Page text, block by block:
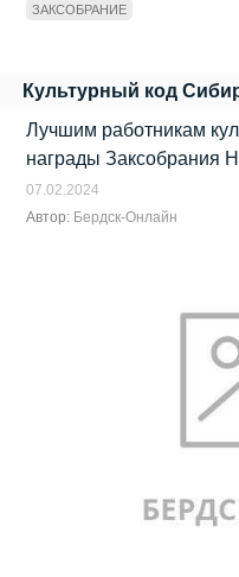
ЗАКСОБРАНИЕ
Культурный код
Лучшим работникам
награды Заксобрания
07.02.2024
Автор: Бердск-Онлайн